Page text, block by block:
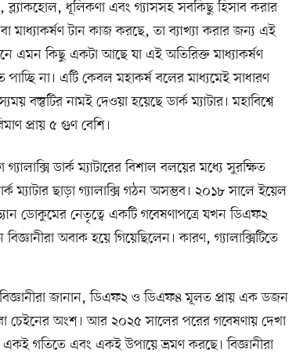
ব্ল্যাকহোল, ধূলিকণা এবং গ্যাসসহ সবকিছু হিসাব করার
মাধ্যাকর্ষণ টান কাজ করছে, তা ব্যাখ্যা করার জন্য এই
এমন কিছু একটা আছে যা এই অতিরিক্ত মাধ্যাকর্ষণ
না। এটি কেবল মহাকর্ষ বলের মাধ্যমেই সাধারণ
বস্তুটির নামই দেওয়া হয়েছে ডার্ক ম্যাটার। মহাবিশ্বে
প্রায় ৫ গুণ বেশি।
ডার্ক ম্যাটারের বিশাল বলয়ের মধ্যে সুরক্ষিত
ম্যাটার ছাড়া গ্যালাক্সি গঠন অসম্ভব। ২০১৮ সালে ইয়েল
ভ্যান ডোকুমের নেতৃত্বে একটি গবেষণাপত্রে যখন ডিএফ২
অবাক হয়ে গিয়েছিলেন। কারণ, গ্যালাক্সিটিতে
জানান, ডিএফ২ ও ডিএফ৪ মূলত প্রায় এক ডজন
চেইনের অংশ। আর ২০২৫ সালের পরের গবেষণায় দেখা
একই গতিতে এবং একই উপায়ে ভ্রমণ করছে। বিজ্ঞানীরা